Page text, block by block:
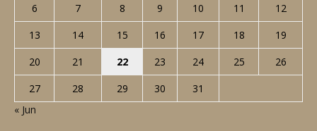
6
7 8 9 10 11
12
13
14 15 16 17 18
19
20
21 22 23 24 25
26
27
28 29 30
31
« Jun